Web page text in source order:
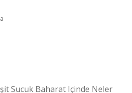
Sucuk Baharat Içinde Neler